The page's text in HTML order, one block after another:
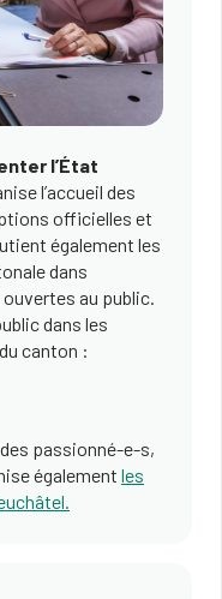
l’État
l’accueil des
officielles et
également les
dans
au public.
dans les
canton :
passionné-e-s,
également les